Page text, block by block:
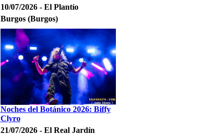
10/07/2026 - El Plantío
Burgos (Burgos)
Noches del Botánico 2026: Biffy
Clyro
21/07/2026 - El Real Jardín